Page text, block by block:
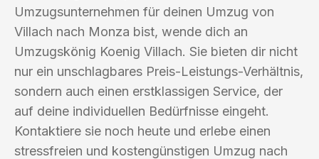
Umzugsunternehmen für deinen Umzug von
Villach nach Monza bist, wende dich an
Umzugskönig Koenig Villach. Sie bieten dir nicht
nur ein unschlagbares Preis-Leistungs-Verhältnis,
sondern auch einen erstklassigen Service, der
auf deine individuellen Bedürfnisse eingeht.
Kontaktiere sie noch heute und erlebe einen
stressfreien und kostengünstigen Umzug nach